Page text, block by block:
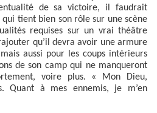
de sa victoire, il faudrait
tient bien son rôle sur une scène
requises sur un vrai théâtre
qu’il devra avoir une armure
aussi pour les coups intérieurs
de son camp qui ne manqueront
voire plus. « Mon Dieu,
Quant à mes ennemis, je m’en